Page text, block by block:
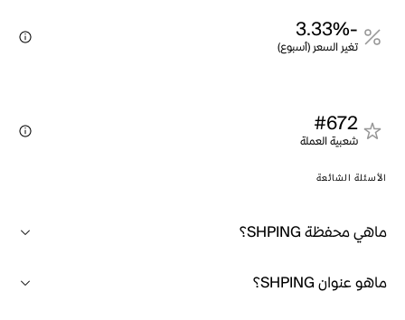
-3.33%
تغير السعر (أسبوع)
#672
شعبية العملة
الأسئلة الشائعة
ماهي محفظة SHPING؟
ماهو عنوان SHPING؟